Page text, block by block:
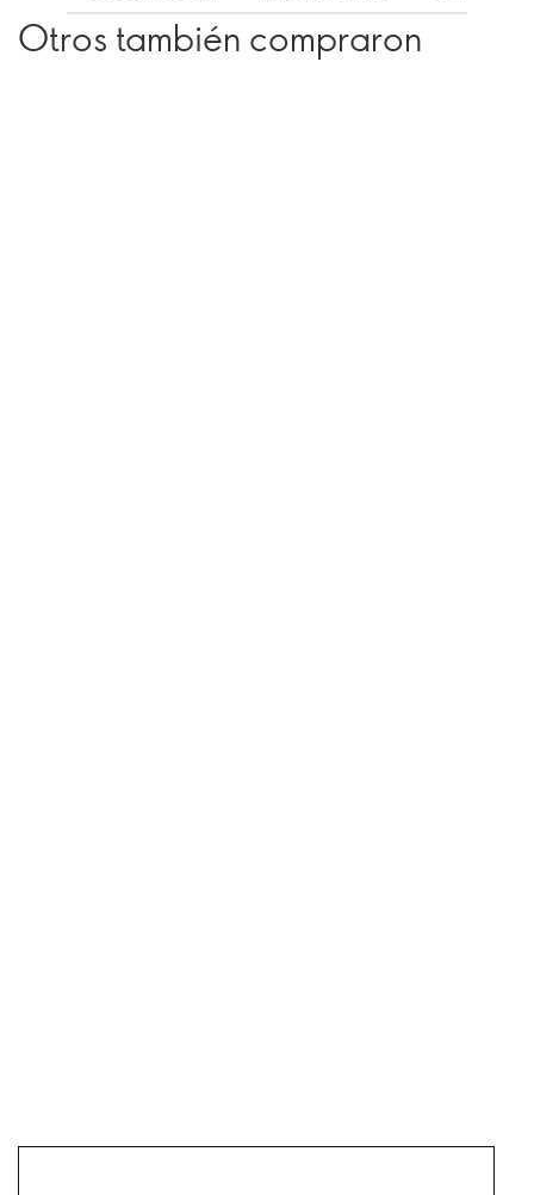
Otros también compraron